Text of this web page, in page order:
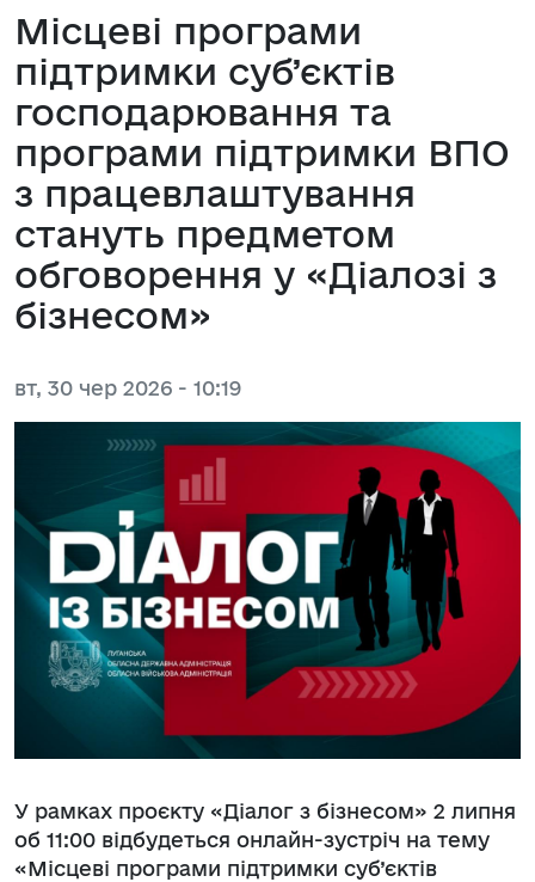
Місцеві програми
підтримки суб’єктів
господарювання та
програми підтримки ВПО
з працевлаштування
стануть предметом
обговорення у «Діалозі з
бізнесом»
вт, 30 чер 2026 - 10:19
У рамках проєкту «Діалог з бізнесом» 2 липня
об 11:00 відбудеться онлайн-зустріч на тему
«Місцеві програми підтримки суб’єктів